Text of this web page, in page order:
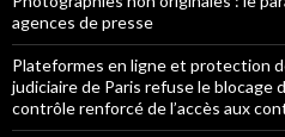
agences de presse
Plateformes en ligne et protection
judiciaire de Paris refuse le blocage
contrôle renforcé de l’accès aux